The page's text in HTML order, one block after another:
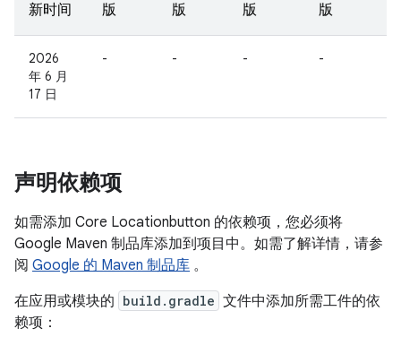
新时间
版
版
版
版
2026
年 6 月
17 日
- - - -
声明依赖项
如需添加 Core Locationbutton 的依赖项，您必须将
Google Maven 制品库添加到项目中。如需了解详情，请参
阅 Google 的 Maven 制品库 。
在应用或模块的 build.gradle 文件中添加所需工件的依
赖项：